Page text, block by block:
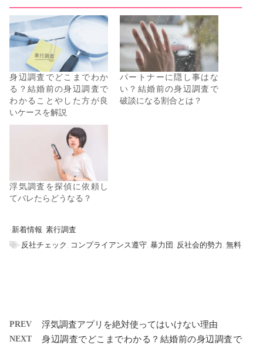
身辺調査でどこまでわか
る？結婚前の身辺調査で
わかることやした方が良
いケースを解説
パートナーに隠し事はな
い？結婚前の身辺調査で
破談になる割合とは？
浮気調査を探偵に依頼し
てバレたらどうなる？
-新着情報 ,素行調査
-反社チェック コンプライアンス遵守 ,暴力団 反社会的勢力 ,無料
PREV 浮気調査アプリを絶対使ってはいけない理由
NEXT
身辺調査でどこまでわかる？結婚前の身辺調査で